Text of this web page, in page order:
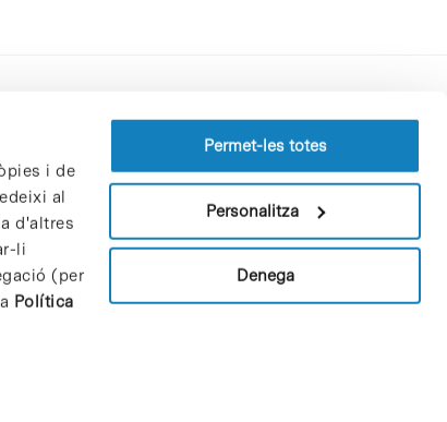
i de
al
d'altres
li
(per
Política
Permet-les totes
Personalitza
Denega
Perfil del contractant
Política de privacitat
Avís Legal
Política de cookies
Patrons i patrocinadors
Borsa de treball
Contacte